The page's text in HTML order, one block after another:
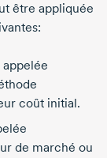
être appliquée
appelée
coût initial.
de marché ou